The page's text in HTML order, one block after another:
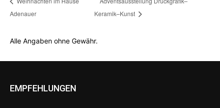
Adenauer
Keramik–Kunst
Alle Angaben ohne Gewähr.
EMPFEHLUNGEN